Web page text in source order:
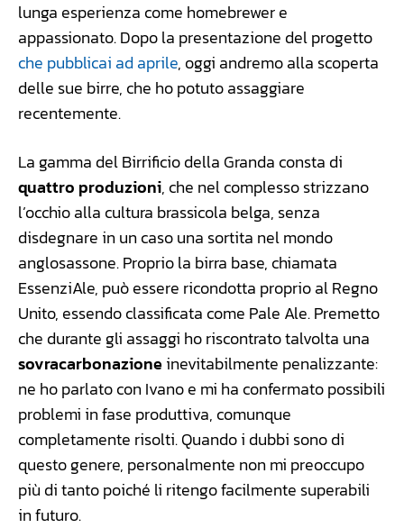
lunga esperienza come homebrewer e
appassionato. Dopo la presentazione del progetto
che pubblicai ad aprile, oggi andremo alla scoperta
delle sue birre, che ho potuto assaggiare
recentemente.
La gamma del Birrificio della Granda consta di
quattro produzioni, che nel complesso strizzano
l’occhio alla cultura brassicola belga, senza
disdegnare in un caso una sortita nel mondo
anglosassone. Proprio la birra base, chiamata
EssenziAle, può essere ricondotta proprio al Regno
Unito, essendo classificata come Pale Ale. Premetto
che durante gli assaggi ho riscontrato talvolta una
sovracarbonazioneinevitabilmente penalizzante:
ne ho parlato con Ivano e mi ha confermato possibili
problemi in fase produttiva, comunque
completamente risolti. Quando i dubbi sono di
questo genere, personalmente non mi preoccupo
più di tanto poiché li ritengo facilmente superabili
in futuro.